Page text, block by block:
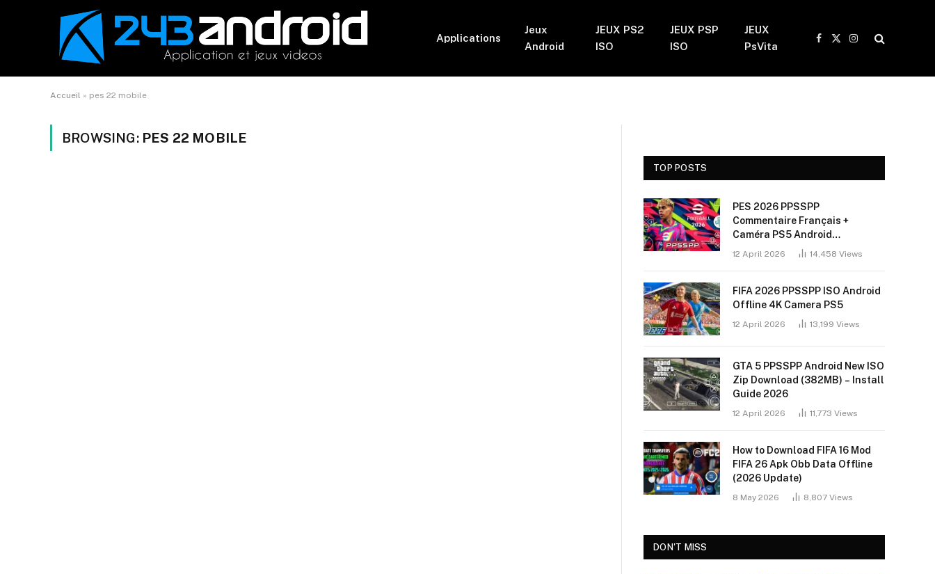
Applications
Jeux
Android
JEUX PS2
ISO
JEUX PSP
ISO
JEUX
PsVita
Facebook
X
Instagram
Accueil » pes 22 mobile
BROWSING: PES 22 MOBILE
TOP POSTS
PES 2026 PPSSPP
Commentaire Français +
Caméra PS5 Android
(Installation Sans Bug + 60
12 April 2026 14,458 Views
FIFA 2026 PPSSPP ISO Android
Offline 4K Camera PS5
12 April 2026 13,199 Views
GTA 5 PPSSPP Android New ISO
Zip Download (382MB) – Install
Guide 2026
12 April 2026 11,773 Views
How to Download FIFA 16 Mod
FIFA 26 Apk Obb Data Offline
(2026 Update)
8 May 2026 8,807 Views
DON'T MISS